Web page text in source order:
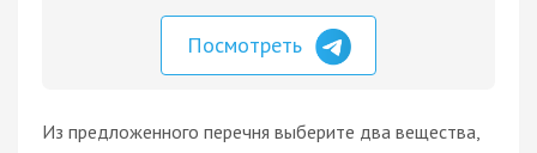
Посмотреть
Из предложенного перечня выберите два вещества,